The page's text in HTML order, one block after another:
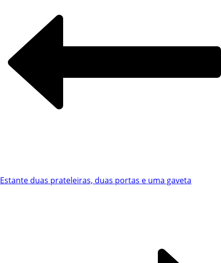
Estante duas prateleiras, duas portas e uma gaveta
Chat WhatsApp